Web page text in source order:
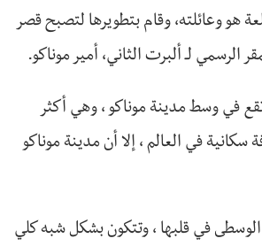
هو وعائلته، وقام بتطويرها لتصبح قصر
الرسمي لـ ألبرت الثاني، أمير موناكو.
في وسط مدينة موناكو ، وهي أكثر
سكانية في العالم ، إلا أن مدينة موناكو
الوسطى في قلبها ، وتتكون بشكل شبه كلي